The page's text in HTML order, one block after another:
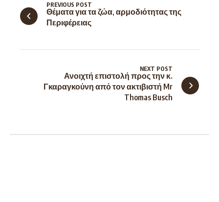
Θέματα για τα ζώα, αρμοδιότητας της
Περιφέρειας
PREVIOUS POST
Ανοιχτή επιστολή προς την κ.
Γκαραγκούνη από τον ακτιβιστή Mr
Thomas Busch
NEXT POST